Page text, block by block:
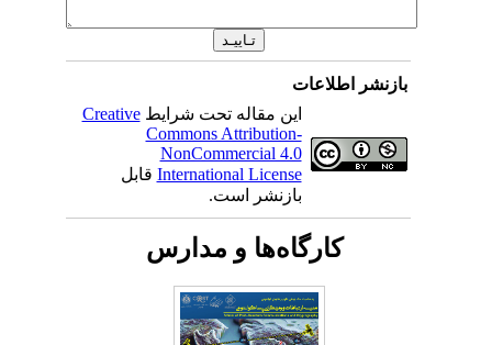
بازنشر اطلاعات
این مقاله تحت شرایطCreative
Commons Attribution-
NonCommercial 4.0
International Licenseقابل
بازنشر است.
کارگاه‌ها و مدارس